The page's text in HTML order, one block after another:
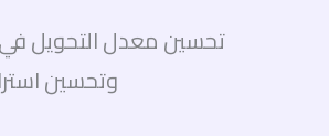
تحسين معدل التحويل في
وتحسين